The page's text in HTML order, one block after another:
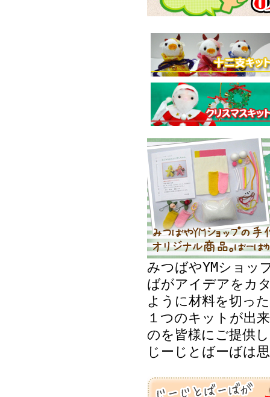
みつばやYMショッ
ばがアイデアをカ
ように材料を切っ
１つのキットが出
のを皆様にご提供
じーじとばーばは